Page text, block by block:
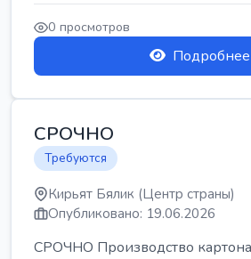
0 просмотров
Подробнее
СРОЧНО
Требуются
Кирьят Бялик (Центр страны)
Опубликовано: 19.06.2026
СРОЧНО Производство